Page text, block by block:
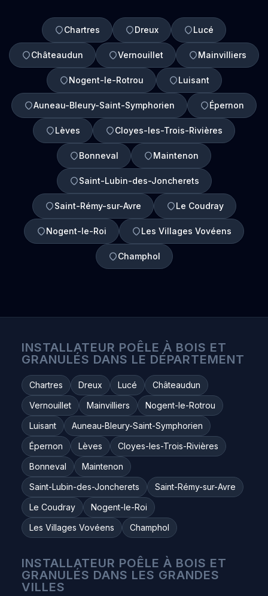
Chartres Dreux Lucé
Châteaudun Vernouillet Mainvilliers
Nogent-le-Rotrou Luisant
Auneau-Bleury-Saint-Symphorien Épernon
Lèves Cloyes-les-Trois-Rivières
Bonneval Maintenon
Saint-Lubin-des-Joncherets
Saint-Rémy-sur-Avre Le Coudray
Nogent-le-Roi Les Villages Vovéens
Champhol
INSTALLATEUR POÊLE À BOIS ET
GRANULÉS DANS LE DÉPARTEMENT
Chartres Dreux Lucé
Châteaudun
Vernouillet
Mainvilliers
Nogent-le-Rotrou
Luisant
Auneau-Bleury-Saint-Symphorien
Épernon
Lèves
Cloyes-les-Trois-Rivières
Bonneval
Maintenon
Saint-Lubin-des-Joncherets
Saint-Rémy-sur-Avre
Le Coudray
Nogent-le-Roi
Les Villages Vovéens
Champhol
INSTALLATEUR POÊLE À BOIS ET
GRANULÉS DANS LES GRANDES
VILLES